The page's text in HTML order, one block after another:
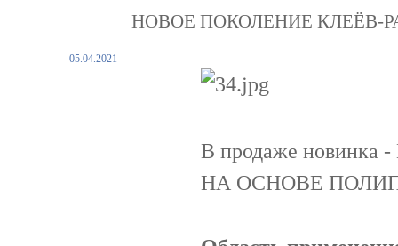
НОВОЕ ПОКОЛЕНИЕ КЛЕЁВ-
05.04.2021
В продаже
НА ОСНОВЕ